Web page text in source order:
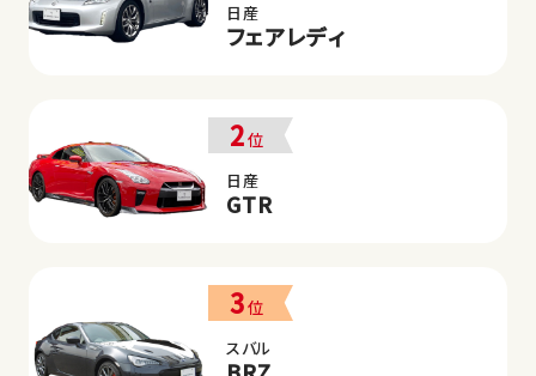
日産
フェアレディ
2位
日産
GTR
3位
スバル